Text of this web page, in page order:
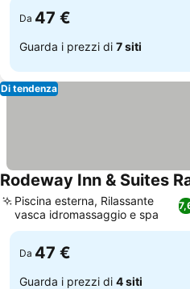
Da 47 €
Guarda i prezzi di 7 siti
Di tendenza
Rodeway Inn & Suites
Piscina esterna, Rilassante
vasca idromassaggio e spa
Da 47 €
Guarda i prezzi di 4 siti